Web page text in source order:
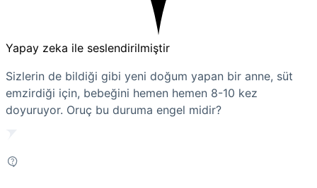
Yapay zeka ile seslendirilmiştir
Sizlerin de bildiği gibi yeni doğum yapan bir anne, süt
emzirdiği için, bebeğini hemen hemen 8-10 kez
doyuruyor. Oruç bu duruma engel midir?